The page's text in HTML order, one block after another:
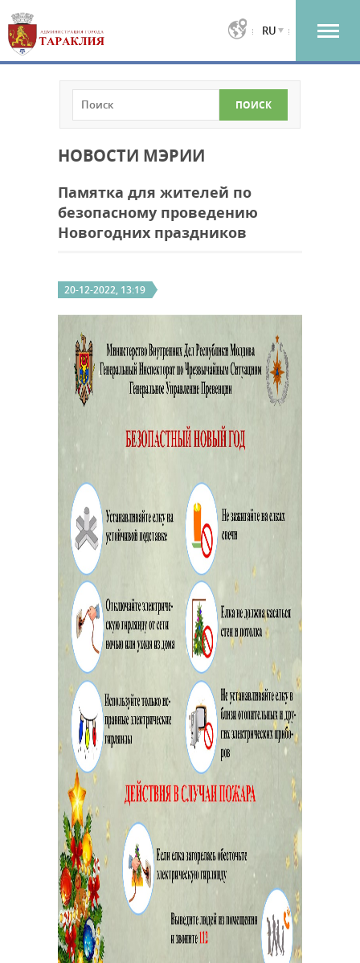
RU
НОВОСТИ МЭРИИ
Памятка для жителей по
безопасному проведению
Новогодних праздников
20-12-2022, 13:19